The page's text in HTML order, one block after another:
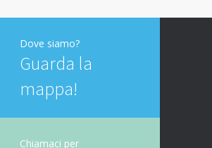
Dove siamo?
Guarda la
mappa!
Chiamaci per